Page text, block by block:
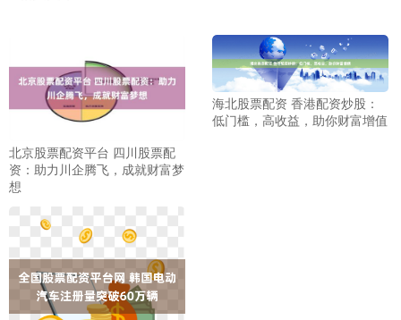
北京股票配资平台 四川股票配
资：助力川企腾飞，成就财富梦
想
海北股票配资 香港配资炒股：
低门槛，高收益，助你财富增值